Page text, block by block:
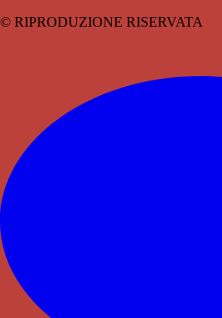
© RIPRODUZIONE RISERVATA